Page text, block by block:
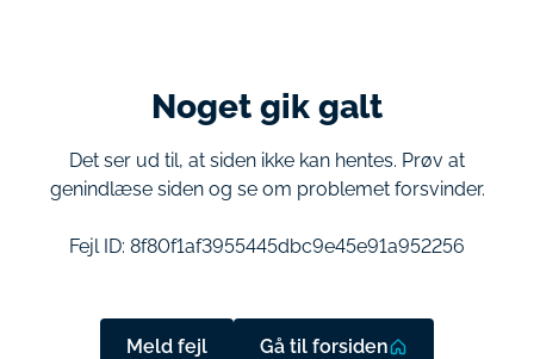
Noget gik galt
Det ser ud til, at siden ikke kan hentes. Prøv at
genindlæse siden og se om problemet forsvinder.
Fejl ID: 8f80f1af3955445dbc9e45e91a952256
Meld fejl Gå til forsiden